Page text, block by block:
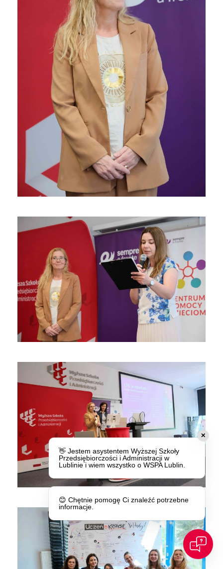
✕
👋 Jestem asystentem Wyższej Szkoły
Przedsiębiorczości i Administracji w
Lublinie i wiem wszystko o WSPA Lublin.
😊 Chętnie pomogę Ci znaleźć potrzebne
informacje.